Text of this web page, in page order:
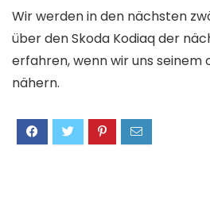
Wir werden in den nächsten
über den Skoda Kodiaq der
erfahren, wenn wir uns seinem
nähern.